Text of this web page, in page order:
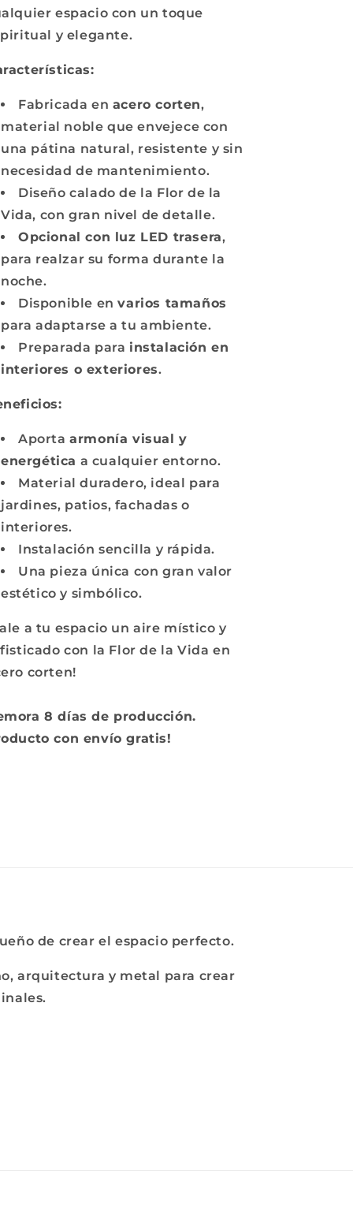
espacio con un toque
y elegante.
Fabricada en acero corten,
material noble que envejece con
una pátina natural, resistente y sin
necesidad de mantenimiento.
Diseño calado de la Flor de la
Vida, con gran nivel de detalle.
Opcional con luz LED trasera,
para realzar su forma durante la
noche.
Disponible envarios tamaños
para adaptarse a tu ambiente.
Preparada para instalación en
interiores o exteriores.
Aportaarmonía visual y
energética a cualquier entorno.
Material duradero, ideal para
jardines, patios, fachadas o
interiores.
Instalación sencilla y rápida.
Una pieza única con gran valor
estético y simbólico.
a tu espacio un aire místico y
con la Flor de la Vida en
corten!
8 días de producción.
con envío gratis!
de crear el espacio perfecto.
arquitectura y metal para crear